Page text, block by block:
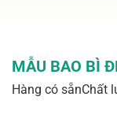
MẪU BAO BÌ
Hàng có sẵnChất